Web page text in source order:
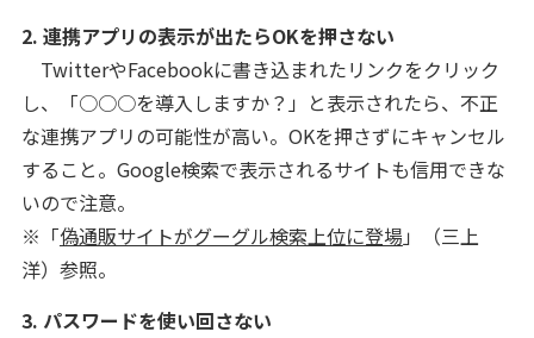
2. 連携アプリの表示が出たらOKを押さない
TwitterやFacebookに書き込まれたリンクをクリック
し、「○○○を導入しますか？」と表示されたら、不正
な連携アプリの可能性が高い。OKを押さずにキャンセル
すること。Google検索で表示されるサイトも信用できな
いので注意。
※「偽通販サイトがグーグル検索上位に登場 」（三上
洋）参照。
3. パスワードを使い回さない